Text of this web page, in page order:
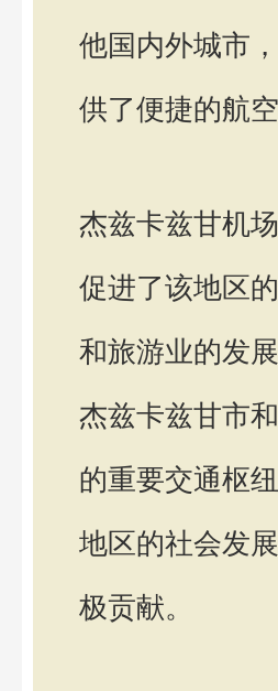
他国内外城市
供了便捷的航空
杰兹卡兹甘机
促进了该地区
和旅游业的发
杰兹卡兹甘市
的重要交通枢
地区的社会发
极贡献。